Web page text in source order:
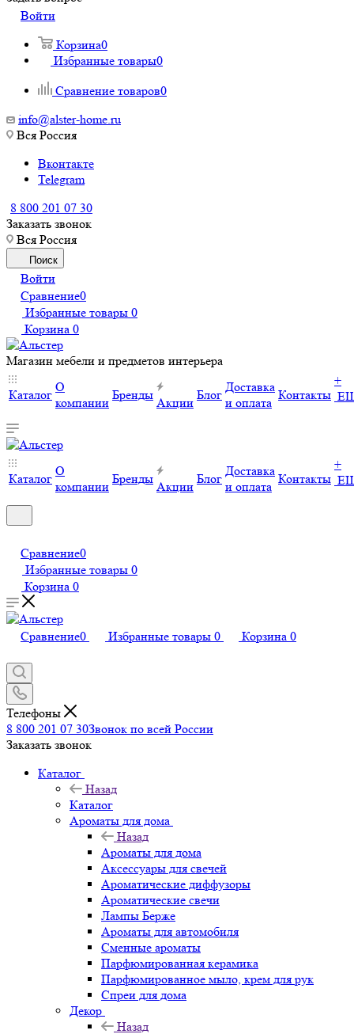
Войти
Корзина0
Избранные товары0
Сравнение товаров0
info@alster-home.ru
Вся Россия
Вконтакте
Telegram
8 800 201 07 30
Заказать звонок
Вся Россия
Поиск
Войти
Сравнение0
Избранные товары 0
Корзина 0
Магазин мебели и предметов интерьера
Каталог
О
компании
Бренды
Акции
Блог
Доставка
и оплата
Контакты
+
Каталог
О
компании
Бренды
Акции
Блог
Доставка
и оплата
Контакты
+
Сравнение0
Избранные товары 0
Корзина 0
Сравнение0 Избранные товары 0 Корзина 0
Телефоны
8 800 201 07 30Звонок по всей России
Заказать звонок
Каталог
Назад
Каталог
Ароматы для дома
Назад
Ароматы для дома
Аксессуары для свечей
Ароматические диффузоры
Ароматические свечи
Лампы Берже
Ароматы для автомобиля
Сменные ароматы
Парфюмированная керамика
Парфюмированное мыло, крем для рук
Спреи для дома
Декор
Назад